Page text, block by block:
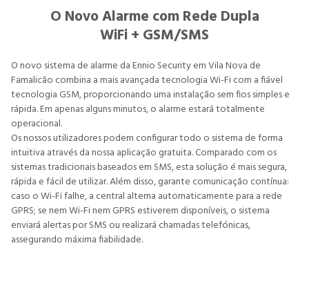
O Novo Alarme com Rede Dupla
WiFi + GSM/SMS
O novo sistema de alarme da Ennio Security em Vila Nova de
Famalicão combina a mais avançada tecnologia Wi-Fi com a fiável
tecnologia GSM, proporcionando uma instalação sem fios simples e
rápida. Em apenas alguns minutos, o alarme estará totalmente
operacional.
Os nossos utilizadores podem configurar todo o sistema de forma
intuitiva através da nossa aplicação gratuita. Comparado com os
sistemas tradicionais baseados em SMS, esta solução é mais segura,
rápida e fácil de utilizar. Além disso, garante comunicação contínua:
caso o Wi-Fi falhe, a central alterna automaticamente para a rede
GPRS; se nem Wi-Fi nem GPRS estiverem disponíveis, o sistema
enviará alertas por SMS ou realizará chamadas telefónicas,
assegurando máxima fiabilidade.